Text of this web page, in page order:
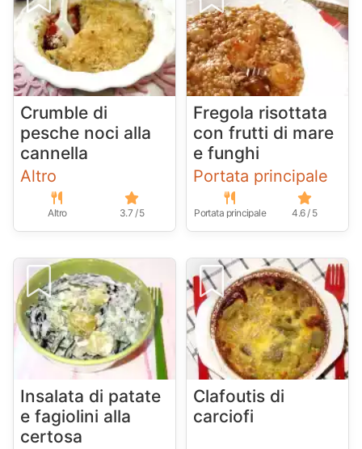
Crumble di
pesche noci alla
cannella
Altro
Altro 3.7 / 5
Fregola risottata
con frutti di mare
e funghi
Portata principale
Portata principale 4.6 / 5
Insalata di patate
e fagiolini alla
certosa
Clafoutis di
carciofi